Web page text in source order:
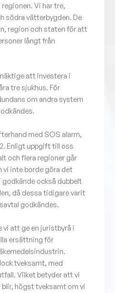
Vi har tre,
södra vätterbygden. De
region och staten för att
långt från
att investera i
tre sjukhus. För
om andra system
med SOS alarm,
Enligt uppgift till oss
och flera regioner går
vi inte borde göra det
också dubbelt
då dessa tidigare varit
godkändes.
att ge en juristbyrå i
ersättning för
tveksamt, med
Vilket betyder att vi
högst tveksamt om vi